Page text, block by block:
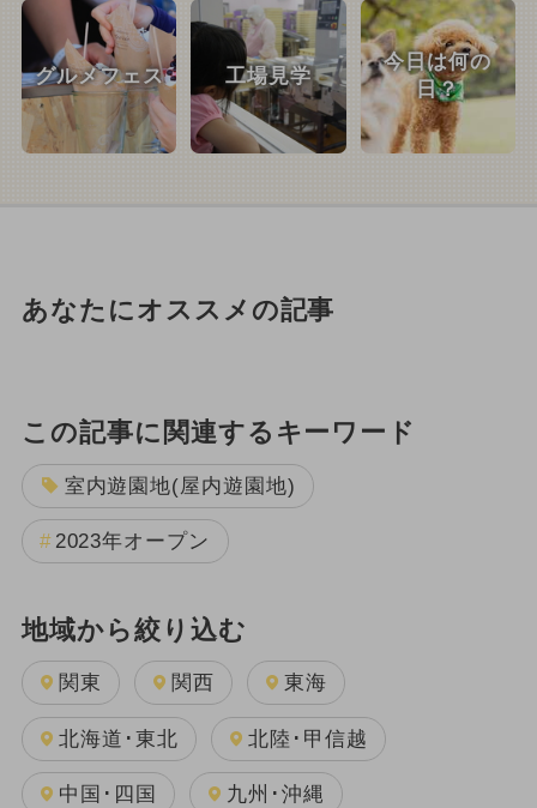
グルメフェス 工場見学
今日は何の
日？
あなたにオススメの記事
この記事に関連するキーワード
室内遊園地(屋内遊園地)
2023年オープン
地域から絞り込む
関東 関西 東海
北海道･東北 北陸･甲信越
中国･四国 九州･沖縄